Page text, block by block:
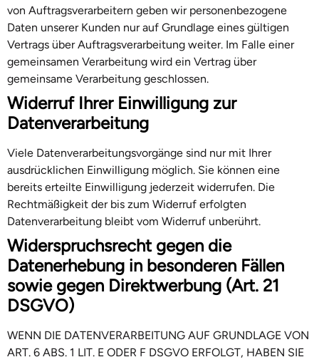
von Auftragsverarbeitern geben wir personenbezogene
Daten unserer Kunden nur auf Grundlage eines gültigen
Vertrags über Auftragsverarbeitung weiter. Im Falle einer
gemeinsamen Verarbeitung wird ein Vertrag über
gemeinsame Verarbeitung geschlossen.
Widerruf Ihrer Einwilligung zur
Datenverarbeitung
Viele Datenverarbeitungsvorgänge sind nur mit Ihrer
ausdrücklichen Einwilligung möglich. Sie können eine
bereits erteilte Einwilligung jederzeit widerrufen. Die
Rechtmäßigkeit der bis zum Widerruf erfolgten
Datenverarbeitung bleibt vom Widerruf unberührt.
Widerspruchsrecht gegen die
Datenerhebung in besonderen Fällen
sowie gegen Direktwerbung (Art. 21
DSGVO)
WENN DIE DATENVERARBEITUNG AUF GRUNDLAGE VON
ART. 6 ABS. 1 LIT. E ODER F DSGVO ERFOLGT, HABEN SIE